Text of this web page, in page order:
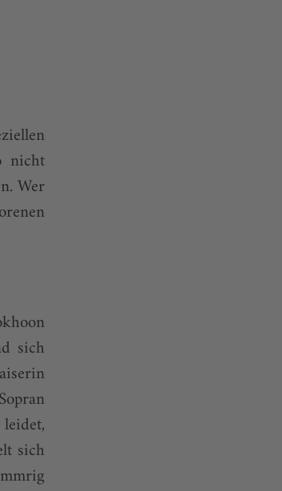
nicht
Wer
sich
sich